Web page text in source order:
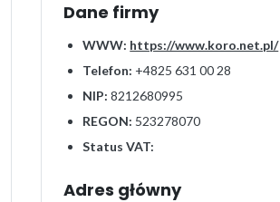
Dane firmy
WWW: https://www.koro.net.pl/
Telefon: +4825 631 00 28
NIP: 8212680995
REGON: 523278070
Status VAT:
Adres główny